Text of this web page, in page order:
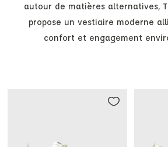
autour de matières alternatives,
propose un vestiaire moderne
confort et engagement